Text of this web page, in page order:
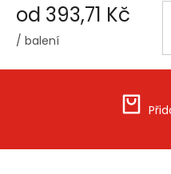
od 393,71 Kč
/ balení
cena: